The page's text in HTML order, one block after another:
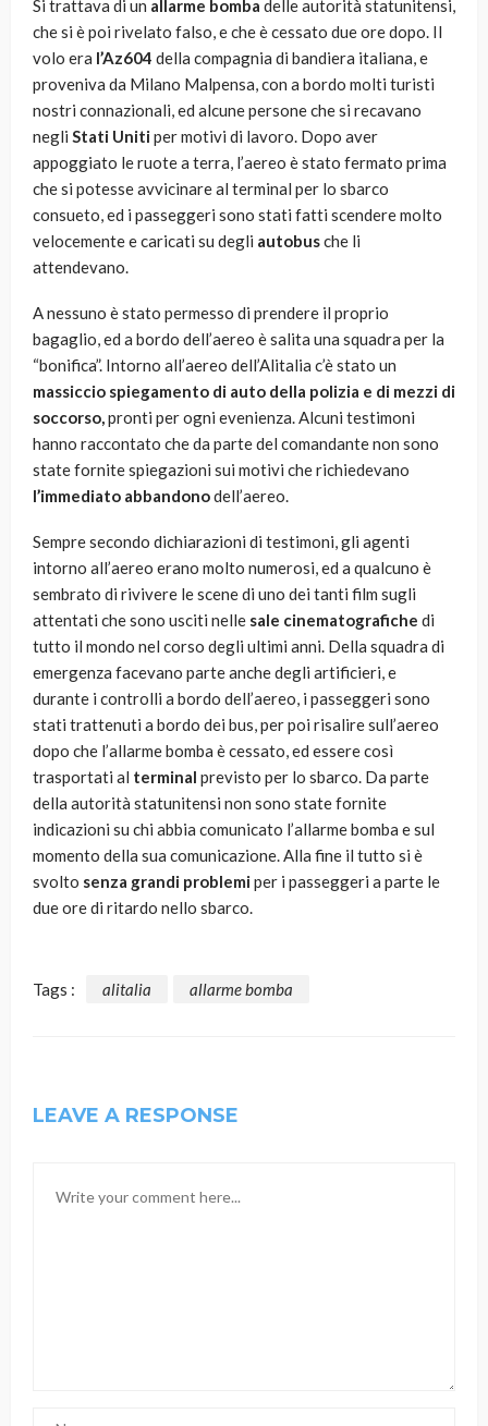
Si trattava di un allarme bomba delle autorità statunitensi,
che si è poi rivelato falso, e che è cessato due ore dopo. Il
volo era l’Az604 della compagnia di bandiera italiana, e
proveniva da Milano Malpensa, con a bordo molti turisti
nostri connazionali, ed alcune persone che si recavano
negli Stati Unitiper motivi di lavoro. Dopo aver
appoggiato le ruote a terra, l’aereo è stato fermato prima
che si potesse avvicinare al terminal per lo sbarco
consueto, ed i passeggeri sono stati fatti scendere molto
velocemente e caricati su degli autobusche li
attendevano.
A nessuno è stato permesso di prendere il proprio
bagaglio, ed a bordo dell’aereo è salita una squadra per la
“bonifica”. Intorno all’aereo dell’Alitalia c’è stato un
massiccio spiegamento di auto della polizia e di mezzi di
soccorso,pronti per ogni evenienza. Alcuni testimoni
hanno raccontato che da parte del comandante non sono
state fornite spiegazioni sui motivi che richiedevano
l’immediato abbandonodell’aereo.
Sempre secondo dichiarazioni di testimoni, gli agenti
intorno all’aereo erano molto numerosi, ed a qualcuno è
sembrato di rivivere le scene di uno dei tanti film sugli
attentati che sono usciti nelle sale cinematografiche di
tutto il mondo nel corso degli ultimi anni. Della squadra di
emergenza facevano parte anche degli artificieri, e
durante i controlli a bordo dell’aereo, i passeggeri sono
stati trattenuti a bordo dei bus, per poi risalire sull’aereo
dopo che l’allarme bomba è cessato, ed essere così
trasportati al terminal previsto per lo sbarco. Da parte
della autorità statunitensi non sono state fornite
indicazioni su chi abbia comunicato l’allarme bomba e sul
momento della sua comunicazione. Alla fine il tutto si è
svolto senza grandi problemiper i passeggeri a parte le
due ore di ritardo nello sbarco.
Tags : alitalia allarme bomba
LEAVE A RESPONSE